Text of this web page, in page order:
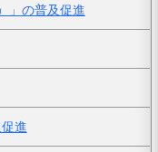
」の普及促進
進